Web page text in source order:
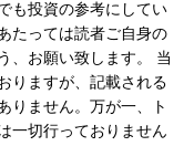
も投資の参考にしてい
たっては読者ご自身の
、お願い致します。 当
りますが、記載される
りません。万が一、ト
一切行っておりません